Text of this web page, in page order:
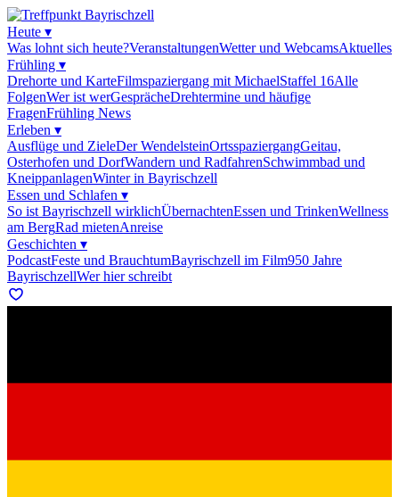
Heute ▾
Was lohnt sich heute?VeranstaltungenWetter und WebcamsAktuelles
Frühling ▾
Drehorte und KarteFilmspaziergang mit MichaelStaffel 16Alle
FolgenWer ist werGesprächeDrehtermine und häufige
FragenFrühling News
Erleben ▾
Ausflüge und ZieleDer WendelsteinOrtsspaziergangGeitau,
Osterhofen und DorfWandern und RadfahrenSchwimmbad und
KneippanlagenWinter in Bayrischzell
Essen und Schlafen ▾
So ist Bayrischzell wirklichÜbernachtenEssen und TrinkenWellness
am BergRad mietenAnreise
Geschichten ▾
PodcastFeste und BrauchtumBayrischzell im Film950 Jahre
BayrischzellWer hier schreibt